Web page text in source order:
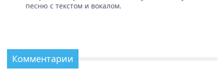
песню с текстом и вокалом.
Комментарии